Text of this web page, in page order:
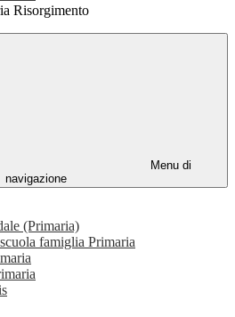
Risorgimento
Menu di
navigazione
(Primaria)
famiglia Primaria